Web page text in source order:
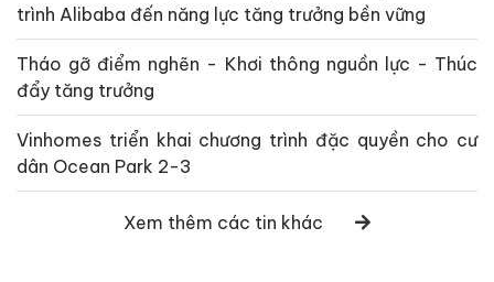
trình Alibaba đến năng lực tăng trưởng bền vững
Tháo gỡ điểm nghẽn - Khơi thông nguồn lực - Thúc
đẩy tăng trưởng
Vinhomes triển khai chương trình đặc quyền cho cư
dân Ocean Park 2-3
Xem thêm các tin khác